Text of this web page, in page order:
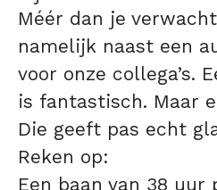
Méér dan je
namelijk naast een
voor onze collega’s.
is fantastisch. Maar
Die geeft pas echt
Reken op:
Een baan van 38 uur